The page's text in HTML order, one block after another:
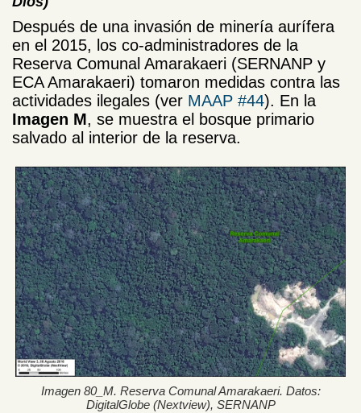
Después de una invasión de minería aurífera
en el 2015, los co-administradores de la
Reserva Comunal Amarakaeri (SERNANP y
ECA Amarakaeri) tomaron medidas contra las
actividades ilegales (ver MAAP #44). En la
Imagen M, se muestra el bosque primario
salvado al interior de la reserva.
Imagen 80_M. Reserva Comunal Amarakaeri. Datos:
DigitalGlobe (Nextview), SERNANP